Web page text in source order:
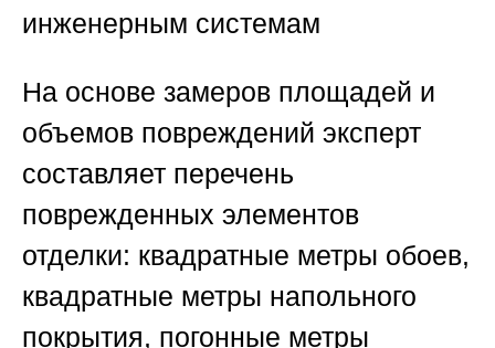
инженерным системам
На основе замеров площадей и
объемов повреждений эксперт
составляет перечень
поврежденных элементов
отделки: квадратные метры обоев,
квадратные метры напольного
покрытия, погонные метры